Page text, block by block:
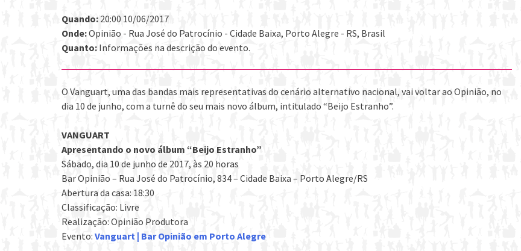
Quando: 20:00 10/06/2017
Onde:Opinião - Rua José do Patrocínio - Cidade Baixa, Porto Alegre - RS, Brasil
Quanto: Informações na descrição do evento.
O Vanguart, uma das bandas mais representativas do cenário alternativo nacional, vai voltar ao Opinião, no
dia 10 de junho, com a turnê do seu mais novo álbum, intitulado “Beijo Estranho”.
VANGUART
Apresentando o novo álbum “Beijo Estranho”
Sábado, dia 10 de junho de 2017, às 20 horas
Bar Opinião – Rua José do Patrocínio, 834 – Cidade Baixa – Porto Alegre/RS
Abertura da casa: 18:30
Classificação: Livre
Realização: Opinião Produtora
Evento: Vanguart | Bar Opinião em Porto Alegre